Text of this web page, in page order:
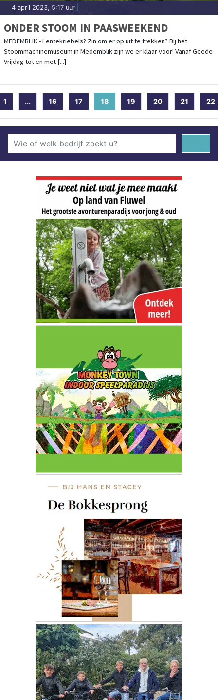
4 april 2023, 5:17 uur
ONDER STOOM IN PAASWEEKEND
MEDEMBLIK - Lentekriebels? Zin om er op uit te trekken? Bij het
Stoommachinemuseum in Medemblik zijn we er klaar voor! Vanaf Goede
Vrijdag tot en met [...]
1 ... 16 17 18 (current)
19 20 21 22